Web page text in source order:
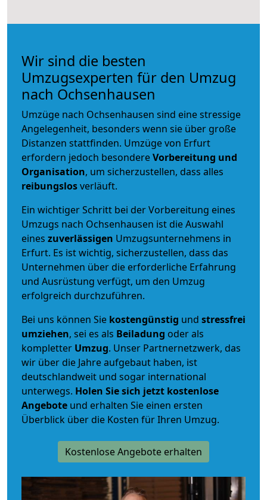
Wir sind die besten
Umzugsexperten für den Umzug
nach Ochsenhausen
Umzüge nach Ochsenhausen sind eine stressige
Angelegenheit, besonders wenn sie über große
Distanzen stattfinden. Umzüge von Erfurt
erfordern jedoch besondereVorbereitung und
Organisation, um sicherzustellen, dass alles
reibungslosverläuft.
Ein wichtiger Schritt bei der Vorbereitung eines
Umzugs nach Ochsenhausen ist die Auswahl
eines zuverlässigen Umzugsunternehmens in
Erfurt. Es ist wichtig, sicherzustellen, dass das
Unternehmen über die erforderliche Erfahrung
und Ausrüstung verfügt, um den Umzug
erfolgreich durchzuführen.
Bei uns können Sie kostengünstig und stressfrei
umziehen, sei es als Beiladung oder als
kompletter Umzug. Unser Partnernetzwerk, das
wir über die Jahre aufgebaut haben, ist
deutschlandweit und sogar international
unterwegs. Holen Sie sich jetzt kostenlose
Angebote und erhalten Sie einen ersten
Überblick über die Kosten für Ihren Umzug.
Kostenlose Angebote erhalten